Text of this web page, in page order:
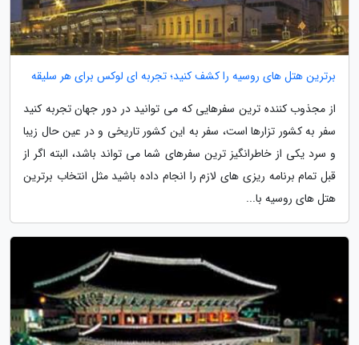
برترین هتل های روسیه را کشف کنید؛ تجربه ای لوکس برای هر سلیقه
از مجذوب کننده ترین سفرهایی که می توانید در دور جهان تجربه کنید
سفر به کشور تزارها است، سفر به این کشور تاریخی و در عین حال زیبا
و سرد یکی از خاطرانگیز ترین سفرهای شما می تواند باشد، البته اگر از
قبل تمام برنامه ریزی های لازم را انجام داده باشید مثل انتخاب برترین
هتل های روسیه با...